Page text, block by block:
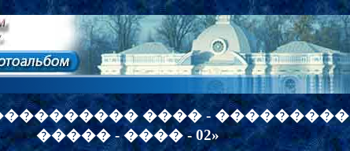
���� - ���������
����� - ���� - 02»